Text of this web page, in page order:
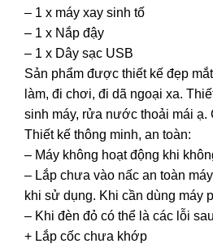
– 1 x máy xay sinh tố
– 1 x Nắp đậy
– 1 x Dây sạc USB
Sản phẩm được thiết kế đẹp
làm, đi chơi, đi dã ngoại xa.
sinh máy, rửa nước thoải mái ạ.
Thiết kế thông minh, an toàn:
– Máy không hoạt động khi
– Lắp chưa vào nấc an toàn
khi sử dụng. Khi cần dùng máy
– Khi đèn đỏ có thể là các lỗi
+ Lắp cốc chưa khớp